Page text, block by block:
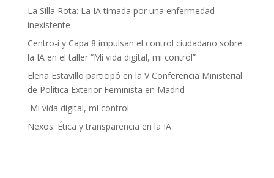
La Silla Rota: La IA timada por una enfermedad
inexistente
Centro-i y Capa 8 impulsan el control ciudadano sobre
la IA en el taller “Mi vida digital, mi control”
Elena Estavillo participó en la V Conferencia Ministerial
de Política Exterior Feminista en Madrid
Mi vida digital, mi control
Nexos: Ética y transparencia en la IA